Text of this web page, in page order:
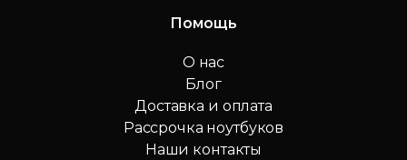
Помощь
О нас
Блог
Доставка и оплата
Рассрочка ноутбуков
Наши контакты